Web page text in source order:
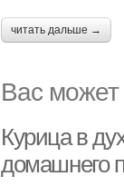
читать дальше →
Вас может
Курица в
домашнего